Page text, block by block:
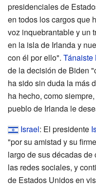
presidenciales de
en todos los cargos que
voz inquebrantable y un
en la isla de Irlanda y
con él por ello". Tánaiste
de la decisión de Biden
ha sido sin duda la más
ha hecho, como
pueblo de Irlanda le
Israel: El presidente
"por su amistad y su
largo de sus décadas
las redes sociales, y
de Estados Unidos en